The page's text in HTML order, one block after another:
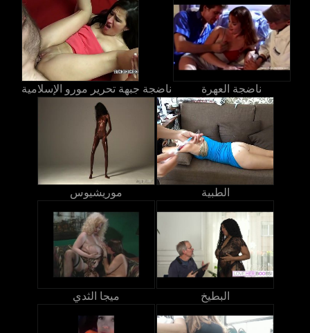
ناضجة جبهة تحرير مورو الإسلامية ناضجة العهرة
موريشيوس الطبية
ميجا الثدي البطيخ